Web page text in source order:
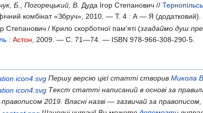
Б., Погорецький, В. Дуда Ігор Степанович //
комбінат «Збруч»,2010. — Т. 4 : А — Я
Степанович / Крило скорботної пам'яті (згадаймо душ
:Астон , 2009. — С. 71—74. — ISBN 978-966-308-290-5.
Першу версію цієї статті створив Микола
Текст статті написаний в основі за
2019. Власні назві — зазвичай за